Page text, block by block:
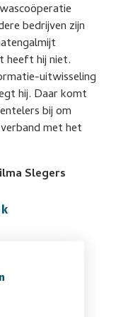
bedrijven zijn
heeft hij niet.
uitwisseling
hij. Daar komt
bij om
met het
Slegers